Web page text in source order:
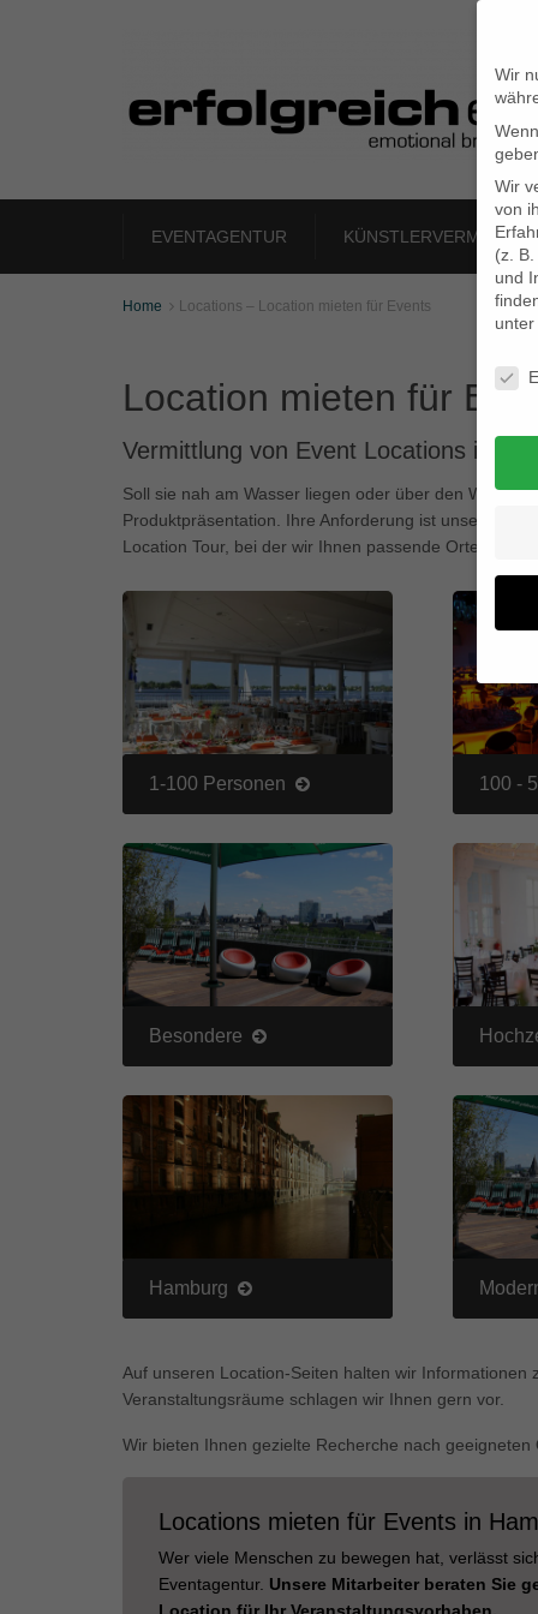
EVENTAGENTUR
Home  Locations – Location mieten für Events
Location mieten für
Vermittlung von Event Locations in
Soll sie nah am Wasser liegen oder über den
Produktpräsentation. Ihre Anforderung ist unsere
Location Tour, bei der wir Ihnen passende Orte für Ihr
1-100 Personen 100 -
Besondere
Hamburg
Auf unseren Location-Seiten halten wir
Veranstaltungsräume schlagen wir Ihnen gern vor.
Wir bieten Ihnen gezielte Recherche nach
Locations mieten für Events in
Wer viele Menschen zu bewegen hat, verlässt
Eventagentur. Unsere Mitarbeiter beraten Sie
Wir
Wir
von
(z.
und
unter
Wir
(z. B.